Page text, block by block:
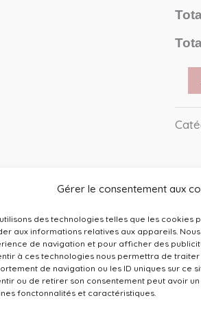
Gérer le consentement aux
des technologies telles que les cookies
aux informations relatives aux appareils.
de navigation et pour afficher des
à ces technologies nous permettra de
de navigation ou les ID uniques sur ce
ou de retirer son consentement peut avoir
fonctonnalités et caractéristiques.
– Modèle Dragon Parme.
à votre tenue. Elles marient